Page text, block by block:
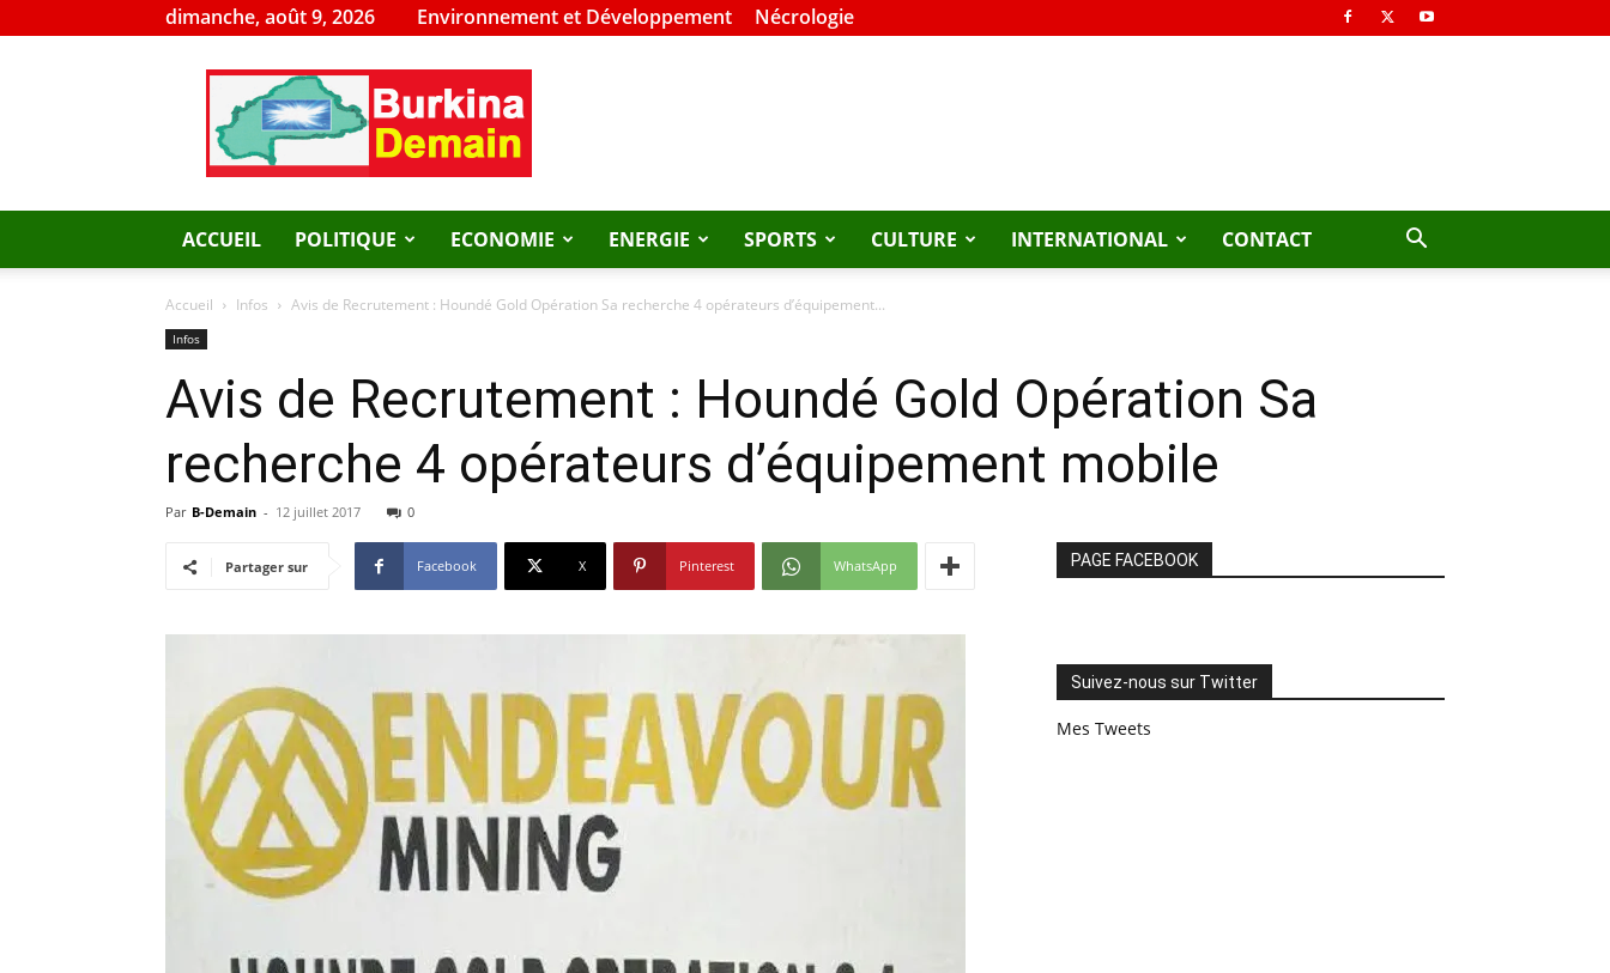
dimanche, août 9, 2026 Environnement et Développement Nécrologie
Burkina
Demain
ACCUEIL POLITIQUE ECONOMIE ENERGIE SPORTS CULTURE INTERNATIONAL CONTACT
Accueil Infos Avis de Recrutement : Houndé Gold Opération Sa recherche 4 opérateurs d’équipement...
Infos
Avis de Recrutement : Houndé Gold Opération Sa
recherche 4 opérateurs d’équipement mobile
Par B-Demain - 12 juillet 2017 0
Partager sur Facebook X Pinterest WhatsApp PAGE FACEBOOK
Suivez-nous sur Twitter
Mes Tweets